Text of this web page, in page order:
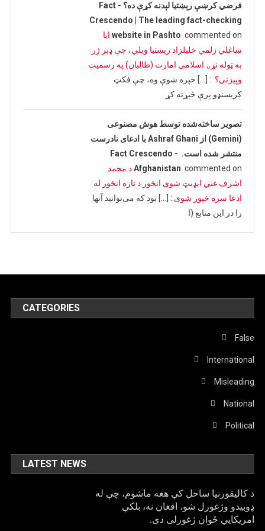
فرضي کرښې رېښتیا لېدنه کړې ده؟ - Fact
Crescendo | The leading fact-checking
website in Pashto commented on
ایا
ښاغلي زلمي خلیلزاد رېښتیا ویلي، چې ډېر ژر
به ټوله نړۍ اسلامي امارت (طالبان) په رسمیت
وپیژني؟ : […] خپره شوې وه، چې فکټ
کریسنډو پرې څېړنه کړ
تصویر ساخته‌شده توسط هوش مصنوعی
(Gemini) از Ashraf Ghani با ادعای نادرست
منتشر شده است. - Fact Crescendo
Afghanistan commented on
د محمد
اشرف غني ایډیټ شوی انځور د تازه انځور له
ادعا سره خپور شوی. : […] بود که می‌توانید آنها
را در این منابع (ا
CATEGORIES
False
International
Misleading
National
Political
LATEST NEWS
د کالیفورنیا ساحل کې هغه ماشوم، چې له
ډوبیدو وژغورل شو، افغان نه، بلکې
امریکایي ځوان ژغورلی دی.